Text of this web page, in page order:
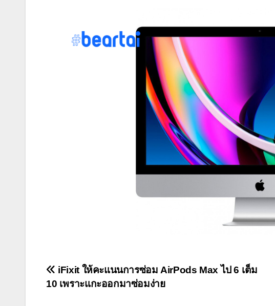
แนะแนว
iFixit ให้คะแนนการซ่อม AirPods Max ไป 6 เต็ม
10 เพราะแกะออกมาซ่อมง่าย